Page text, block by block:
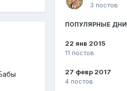
3 постов
ПОПУЛЯРНЫЕ ДНИ
22 янв 2015
11 постов
27 февр 2017
4 постов